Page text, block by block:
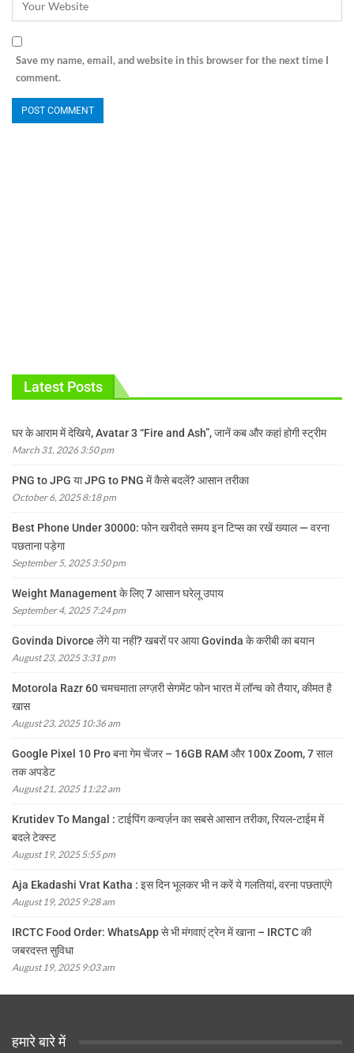
Save my name, email, and website in this browser for the next time I
comment.
Latest Posts
घर के आराम में देखिये, Avatar 3 “Fire and Ash”, जानें कब और कहां होगी स्ट्रीम
March 31, 2026 3:50 pm
PNG to JPG या JPG to PNG में कैसे बदलें? आसान तरीका
October 6, 2025 8:18 pm
Best Phone Under 30000: फोन खरीदते समय इन टिप्स का रखें ख्याल — वरना
पछताना पड़ेगा
September 5, 2025 3:50 pm
Weight Management के लिए 7 आसान घरेलू उपाय
September 4, 2025 7:24 pm
Govinda Divorce लेंगे या नहीं? खबरों पर आया Govinda के करीबी का बयान
August 23, 2025 3:31 pm
Motorola Razr 60 चमचमाता लग्ज़री सेगमेंट फोन भारत में लॉन्च को तैयार, कीमत है
खास
August 23, 2025 10:36 am
Google Pixel 10 Pro बना गेम चेंजर – 16GB RAM और 100x Zoom, 7 साल
तक अपडेट
August 21, 2025 11:22 am
Krutidev To Mangal : टाईपिंग कन्वर्ज़न का सबसे आसान तरीका, रियल-टाईम में
बदले टेक्स्ट
August 19, 2025 5:55 pm
Aja Ekadashi Vrat Katha : इस दिन भूलकर भी न करें ये गलतियां, वरना पछताएंगे
August 19, 2025 9:28 am
IRCTC Food Order: WhatsApp से भी मंगवाएं ट्रेन में खाना – IRCTC की
जबरदस्त सुविधा
August 19, 2025 9:03 am
हमारे बारे में